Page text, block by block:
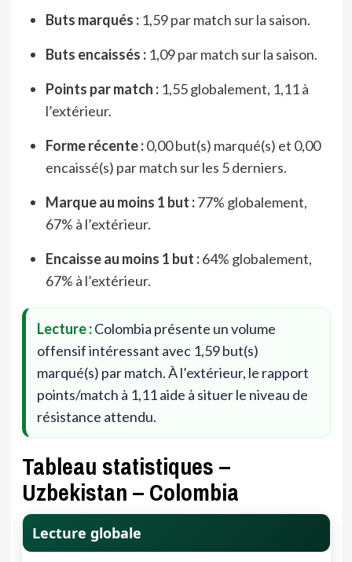
Buts marqués :1,59 par match sur la saison.
Buts encaissés :1,09 par match sur la saison.
Points par match :1,55 globalement, 1,11 à
l’extérieur.
Forme récente :0,00 but(s) marqué(s) et 0,00
encaissé(s) par match sur les 5 derniers.
Marque au moins 1 but :77% globalement,
67% à l’extérieur.
Encaisse au moins 1 but :64% globalement,
67% à l’extérieur.
Lecture :Colombia présente un volume
offensif intéressant avec 1,59 but(s)
marqué(s) par match. À l’extérieur, le rapport
points/match à 1,11 aide à situer le niveau de
résistance attendu.
Tableau statistiques –
Uzbekistan – Colombia
Lecture globale